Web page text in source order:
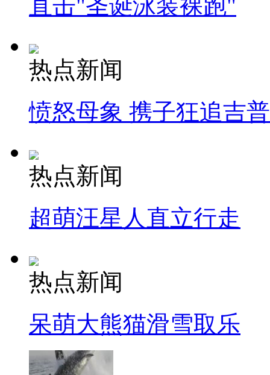
直击"圣诞泳装裸跑"
热点新闻
愤怒母象 携子狂追吉
热点新闻
超萌汪星人直立行走
热点新闻
呆萌大熊猫滑雪取乐